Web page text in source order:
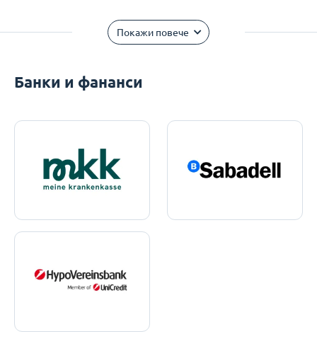
Покажи повече
Банки и фананси